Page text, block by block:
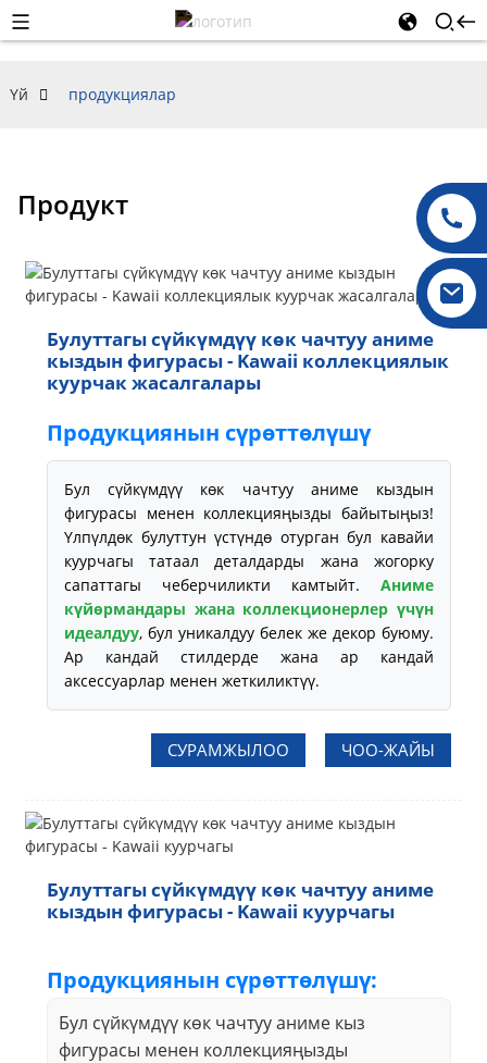
Үй продукциялар
Продукт
Булуттагы сүйкүмдүү көк чачтуу аниме
кыздын фигурасы - Kawaii коллекциялык
куурчак жасалгалары
Продукциянын сүрөттөлүшү
Бул сүйкүмдүү көк чачтуу аниме кыздын
фигурасы менен коллекцияңызды байытыңыз!
Үлпүлдөк булуттун үстүндө отурган бул кавайи
куурчагы татаал деталдарды жана жогорку
сапаттагы чеберчиликти камтыйт.Аниме
күйөрмандары жана коллекционерлер үчүн
идеалдуу, бул уникалдуу белек же декор буюму.
Ар кандай стилдерде жана ар кандай
аксессуарлар менен жеткиликтүү.
СУРАМЖЫЛОО ЧОО-ЖАЙЫ
Булуттагы сүйкүмдүү көк чачтуу аниме
кыздын фигурасы - Kawaii куурчагы
Продукциянын сүрөттөлүшү:
Бул сүйкүмдүү көк чачтуу аниме кыз
фигурасы менен коллекцияңызды